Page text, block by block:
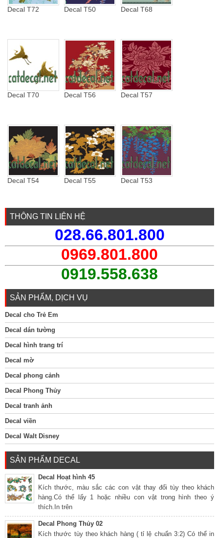
Decal T72 Decal T50 Decal T68
Decal T70 Decal T56 Decal T57
Decal T54 Decal T55 Decal T53
THÔNG TIN LIÊN HỆ
028.66.801.800
0969.801.800
0919.558.638
SẢN PHẨM, DỊCH VỤ
Decal cho Trẻ Em
Decal dán tường
Decal hình trang trí
Decal mờ
Decal phong cảnh
Decal Phong Thủy
Decal tranh ảnh
Decal viền
Decal Walt Disney
SẢN PHẨM DECAL
Decal Hoạt hình 45
Kích thước, màu sắc các con vật thay đổi tùy theo khách
hàng.Có thể lấy 1 hoặc nhiều con vật trong hình theo ý
thích.In trên
Decal Phong Thủy 02
Kích thước tùy theo khách hàng ( tỉ lệ chuẩn 3:2) Có thể in